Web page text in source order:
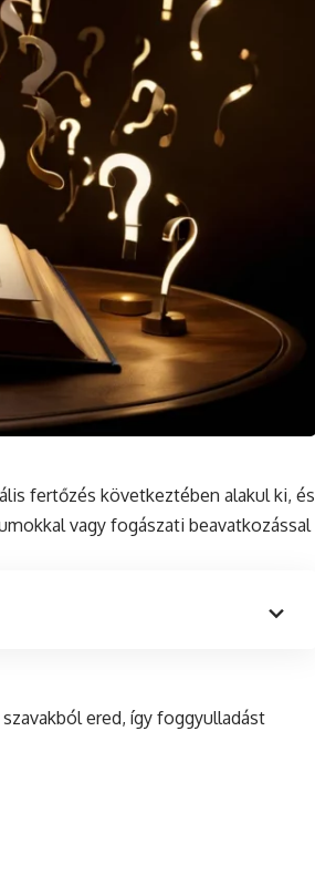
fertőzés következtében alakul ki, és
vagy fogászati beavatkozással
ered, így foggyulladást